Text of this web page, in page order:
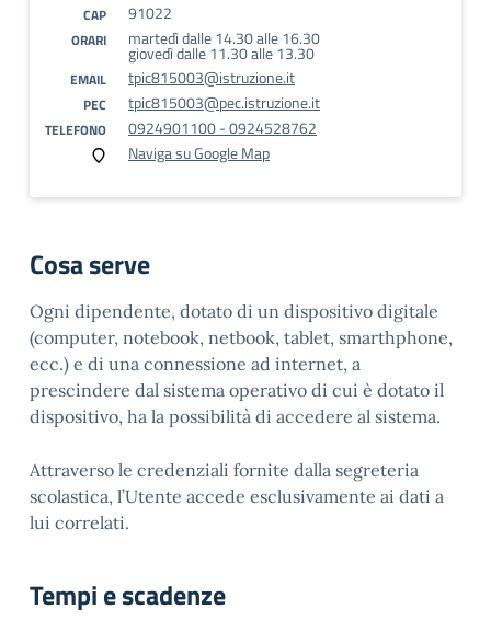
CAP 91022
ORARI martedì dalle 14.30 alle 16.30
giovedì dalle 11.30 alle 13.30
EMAIL tpic815003@istruzione.it
PEC tpic815003@pec.istruzione.it
TELEFONO
0924901100 - 0924528762
Naviga su Google Map
Cosa serve
Ogni dipendente, dotato di un dispositivo digitale
(computer, notebook, netbook, tablet, smarthphone,
ecc.) e di una connessione ad internet, a
prescindere dal sistema operativo di cui è dotato il
dispositivo, ha la possibilità di accedere al sistema.
Attraverso le credenziali fornite dalla segreteria
scolastica, l’Utente accede esclusivamente ai dati a
lui correlati.
Tempi e scadenze